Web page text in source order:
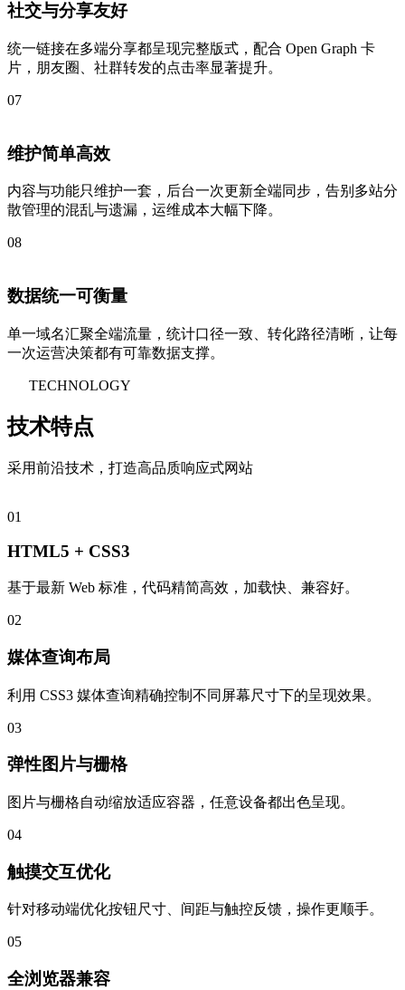
社交与分享友好
统一链接在多端分享都呈现完整版式，配合 Open Graph 卡
片，朋友圈、社群转发的点击率显著提升。
07
维护简单高效
内容与功能只维护一套，后台一次更新全端同步，告别多站分
散管理的混乱与遗漏，运维成本大幅下降。
08
数据统一可衡量
单一域名汇聚全端流量，统计口径一致、转化路径清晰，让每
一次运营决策都有可靠数据支撑。
TECHNOLOGY
技术特点
采用前沿技术，打造高品质响应式网站
01
HTML5 + CSS3
基于最新 Web 标准，代码精简高效，加载快、兼容好。
02
媒体查询布局
利用 CSS3 媒体查询精确控制不同屏幕尺寸下的呈现效果。
03
弹性图片与栅格
图片与栅格自动缩放适应容器，任意设备都出色呈现。
04
触摸交互优化
针对移动端优化按钮尺寸、间距与触控反馈，操作更顺手。
05
全浏览器兼容